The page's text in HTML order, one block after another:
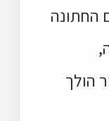
החתונה
הולך